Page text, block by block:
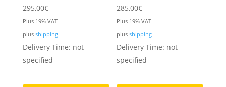
295,00€
Plus 19% VAT
plus shipping
Delivery Time: not
specified
285,00€
Plus 19% VAT
plusshipping
Delivery Time: not
specified